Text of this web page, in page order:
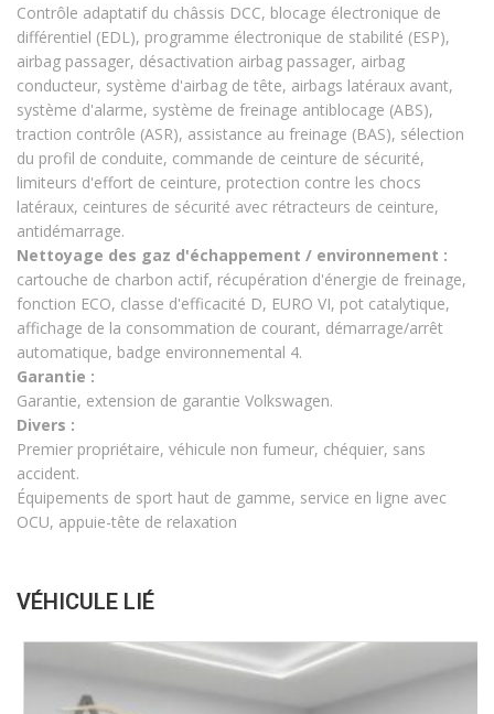
Contrôle adaptatif du châssis DCC, blocage électronique de
différentiel (EDL), programme électronique de stabilité (ESP),
airbag passager, désactivation airbag passager, airbag
conducteur, système d'airbag de tête, airbags latéraux avant,
système d'alarme, système de freinage antiblocage (ABS),
traction contrôle (ASR), assistance au freinage (BAS), sélection
du profil de conduite, commande de ceinture de sécurité,
limiteurs d'effort de ceinture, protection contre les chocs
latéraux, ceintures de sécurité avec rétracteurs de ceinture,
antidémarrage.
Nettoyage des gaz d'échappement / environnement :
cartouche de charbon actif, récupération d'énergie de freinage,
fonction ECO, classe d'efficacité D, EURO VI, pot catalytique,
affichage de la consommation de courant, démarrage/arrêt
automatique, badge environnemental 4.
Garantie :
Garantie, extension de garantie Volkswagen.
Divers :
Premier propriétaire, véhicule non fumeur, chéquier, sans
accident.
Équipements de sport haut de gamme, service en ligne avec
OCU, appuie-tête de relaxation
VÉHICULE LIÉ